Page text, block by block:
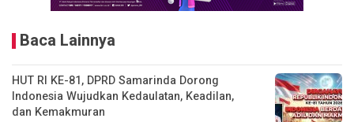
Baca Lainnya
HUT RI KE-81, DPRD Samarinda Dorong
Indonesia Wujudkan Kedaulatan, Keadilan,
dan Kemakmuran